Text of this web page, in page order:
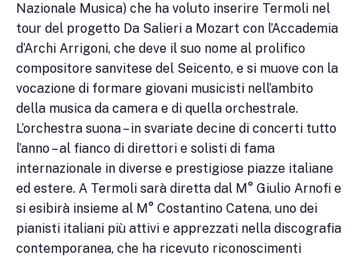
Nazionale Musica) che ha voluto inserire Termoli nel
tour del progetto Da Salieri a Mozart con l’Accademia
d’Archi Arrigoni, che deve il suo nome al prolifico
compositore sanvitese del Seicento, e si muove con la
vocazione di formare giovani musicisti nell’ambito
della musica da camera e di quella orchestrale.
L’orchestra suona – in svariate decine di concerti tutto
l’anno – al fianco di direttori e solisti di fama
internazionale in diverse e prestigiose piazze italiane
ed estere. A Termoli sarà diretta dal M° Giulio Arnofi e
si esibirà insieme al M° Costantino Catena, uno dei
pianisti italiani più attivi e apprezzati nella discografia
contemporanea, che ha ricevuto riconoscimenti